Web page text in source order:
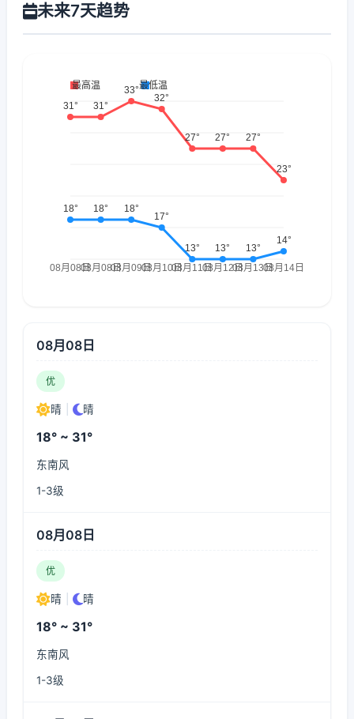
未来7天趋势
08月08日
优
晴 晴
18° ~ 31°
东南风
1-3级
08月08日
优
晴 晴
18° ~ 31°
东南风
1-3级